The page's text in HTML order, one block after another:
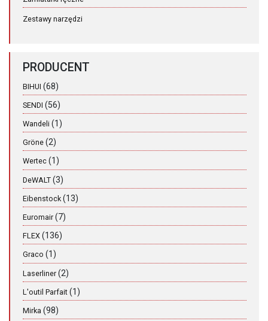
Zestawy narzędzi
PRODUCENT
BIHUI (68)
SENDI (56)
Wandeli (1)
Gröne (2)
Wertec (1)
DeWALT (3)
Eibenstock (13)
Euromair (7)
FLEX (136)
Graco (1)
Laserliner (2)
L'outil Parfait (1)
Mirka (98)